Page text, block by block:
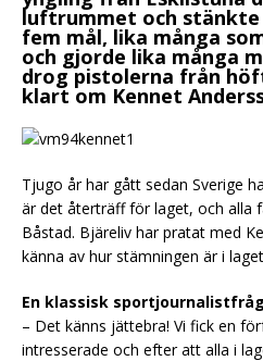
luftrummet och
fem mål, lika många
och gjorde lika många
drog pistolerna från
klart om Kennet
Tjugo år har gått sedan Sverige
är det återträff för laget, och alla
Båstad. Bjäreliv har pratat med
känna av hur stämningen är i
En klassisk
– Det känns jättebra! Vi fick en
intresserade och efter att alla i